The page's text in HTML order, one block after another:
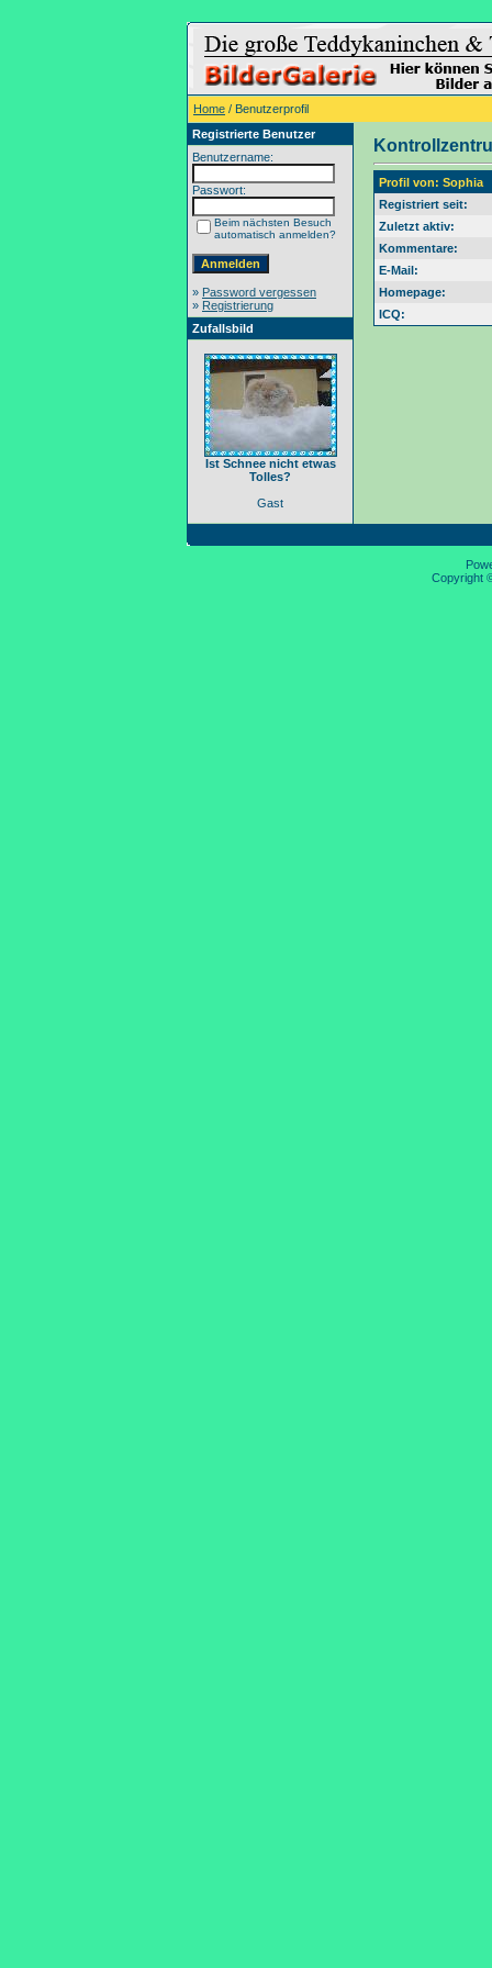
Home / Benutzerprofil
Registrierte Benutzer
Benutzername:
Passwort:
Beim nächsten Besuch
automatisch anmelden?
» Password vergessen
» Registrierung
Zufallsbild
Ist Schnee nicht etwas
Tolles?
Gast
Profil von: Sophia
Registriert seit:
Zuletzt aktiv:
Kommentare:
E-Mail:
Homepage:
ICQ:
Copyright